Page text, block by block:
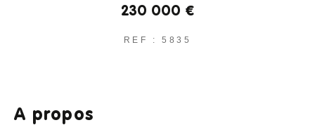
230 000 €
REF : 5835
a propos